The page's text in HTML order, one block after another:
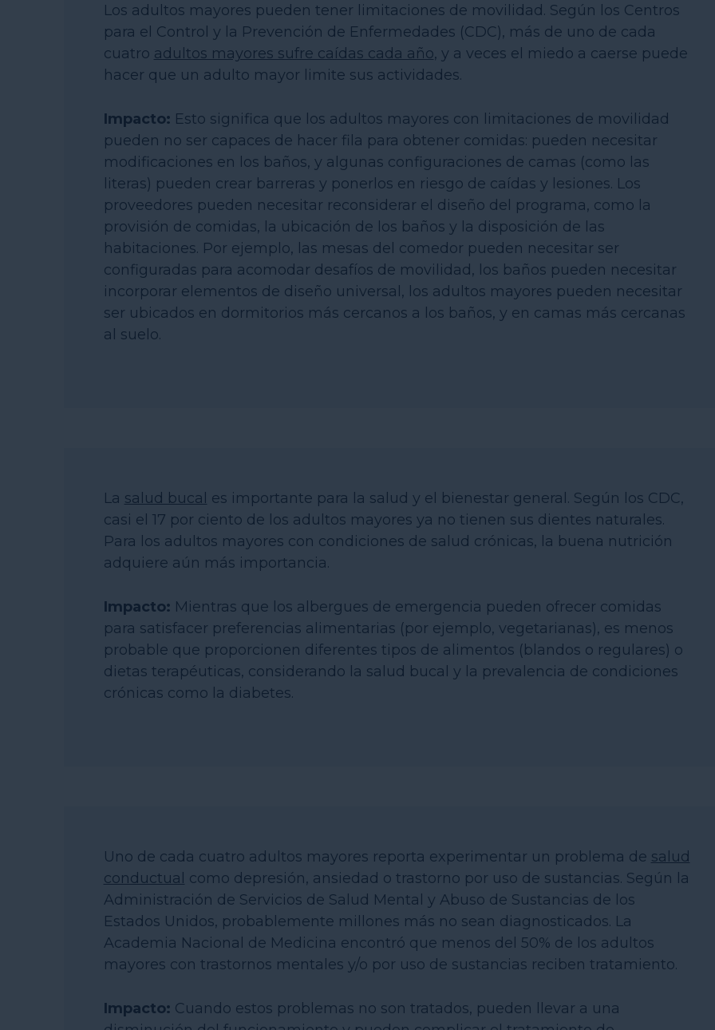
Los adultos mayores pueden tener limitaciones de movilidad. Según los Centros
para el Control y la Prevención de Enfermedades (CDC), más de uno de cada
cuatro adultos mayores sufre caídas cada año, y a veces el miedo a caerse puede
hacer que un adulto mayor limite sus actividades.
Impacto: Esto significa que los adultos mayores con limitaciones de movilidad
pueden no ser capaces de hacer fila para obtener comidas: pueden necesitar
modificaciones en los baños, y algunas configuraciones de camas (como las
literas) pueden crear barreras y ponerlos en riesgo de caídas y lesiones. Los
proveedores pueden necesitar reconsiderar el diseño del programa, como la
provisión de comidas, la ubicación de los baños y la disposición de las
habitaciones. Por ejemplo, las mesas del comedor pueden necesitar ser
configuradas para acomodar desafíos de movilidad, los baños pueden necesitar
incorporar elementos de diseño universal, los adultos mayores pueden necesitar
ser ubicados en dormitorios más cercanos a los baños, y en camas más cercanas
al suelo.
La salud bucal es importante para la salud y el bienestar general. Según los CDC,
casi el 17 por ciento de los adultos mayores ya no tienen sus dientes naturales.
Para los adultos mayores con condiciones de salud crónicas, la buena nutrición
adquiere aún más importancia.
Impacto: Mientras que los albergues de emergencia pueden ofrecer comidas
para satisfacer preferencias alimentarias (por ejemplo, vegetarianas), es menos
probable que proporcionen diferentes tipos de alimentos (blandos o regulares) o
dietas terapéuticas, considerando la salud bucal y la prevalencia de condiciones
crónicas como la diabetes.
Uno de cada cuatro adultos mayores reporta experimentar un problema de salud
conductual como depresión, ansiedad o trastorno por uso de sustancias. Según la
Administración de Servicios de Salud Mental y Abuso de Sustancias de los
Estados Unidos, probablemente millones más no sean diagnosticados. La
Academia Nacional de Medicina encontró que menos del 50% de los adultos
mayores con trastornos mentales y/o por uso de sustancias reciben tratamiento.
Impacto: Cuando estos problemas no son tratados, pueden llevar a una